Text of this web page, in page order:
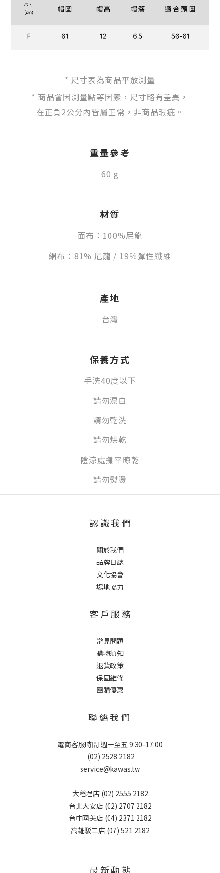
* 尺寸表為商品平放測量
* 商品會因測量點等因素，尺寸略有差異，
在正負2公分內皆屬正常，非商品瑕疵。
重量參考
60 g
材質
面布：100%尼龍
網布：81% 尼龍 / 19％彈性纖維
產地
台灣
保養方式
手洗40度以下
請勿漂白
請勿乾洗
請勿烘乾
陰涼處攤平晾乾
請勿熨燙
認 識 我 們
關於我們
品牌日誌
文化協會
場地協力
客 戶 服 務
常見問題
購物須知
退貨政策
保固維修
團購優惠
聯 絡 我 們
電商客服時間 週一至五 9:30-17:00
(02) 2528 2182
service@kawas.tw
大稻埕店 (02) 2555 2182
台北大安店 (02) 2707 2182
台中國美店 (04) 2371 2182
高雄駁二店 (07) 521 2182
最 新 動 態